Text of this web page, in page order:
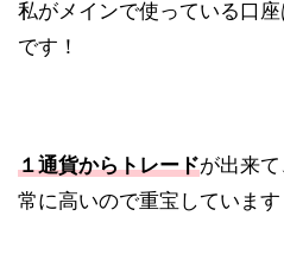
私がメインで使っている口座
です！
１通貨からトレードが出来
常に高いので重宝しています